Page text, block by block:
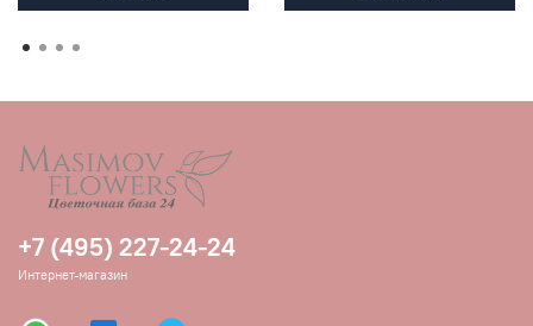
+7 (495) 227-24-24
Интернет-магазин